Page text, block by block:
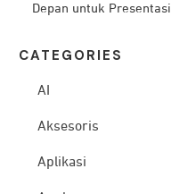
Depan untuk Presentasi
CATEG ORIES
AI
Aksesoris
Aplikasi